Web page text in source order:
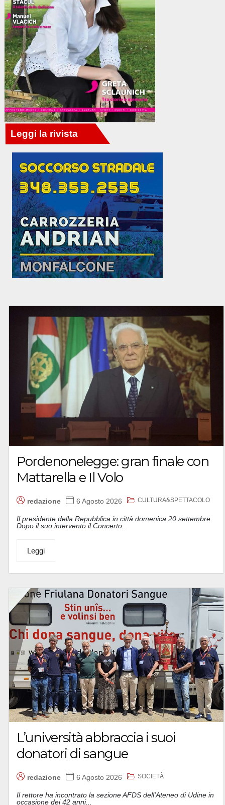
Pordenonelegge: gran finale con
Mattarella e Il Volo
redazione 6 Agosto 2026 CULTURA&SPETTACOLO
Il presidente della Repubblica in città domenica 20 settembre.
Dopo il suo intervento il Concerto...
Leggi
L’università abbraccia i suoi
donatori di sangue
redazione 6 Agosto 2026 SOCIETÀ
Il rettore ha incontrato la sezione AFDS dell'Ateneo di Udine in
occasione dei 42 anni...